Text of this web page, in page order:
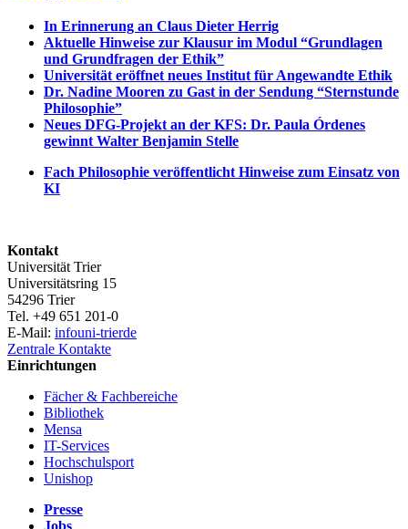
In Erinnerung an Claus Dieter Herrig
Aktuelle Hinweise zur Klausur im Modul “Grundlagen
und Grundfragen der Ethik”
Universität eröffnet neues Institut für Angewandte Ethik
Dr. Nadine Mooren zu Gast in der Sendung “Sternstunde
Philosophie”
Neues DFG-Projekt an der KFS: Dr. Paula Órdenes
gewinnt Walter Benjamin Stelle
Fach Philosophie veröffentlicht Hinweise zum Einsatz von
KI
Kontakt
Universität Trier
Universitätsring 15
54296 Trier
Tel. +49 651 201-0
E-Mail: infouni-trierde
Zentrale Kontakte
Einrichtungen
Fächer & Fachbereiche
Bibliothek
Mensa
IT-Services
Hochschulsport
Unishop
Presse
Jobs